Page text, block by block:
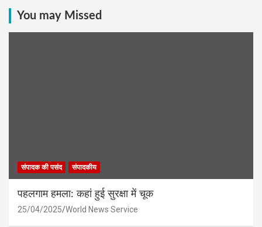
You may Missed
संपादक की पसंद संपादकीय
पहलगाम हमला: कहां हुई सुरक्षा में चूक
25/04/2025 World News Service